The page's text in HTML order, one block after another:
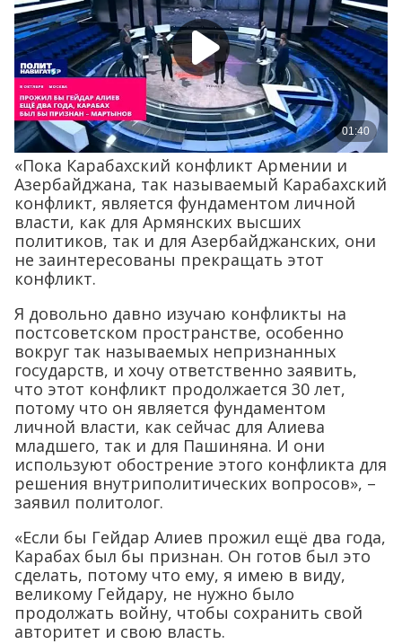
«Пока Карабахский конфликт Армении и
Азербайджана, так называемый Карабахский
конфликт, является фундаментом личной
власти, как для Армянских высших
политиков, так и для Азербайджанских, они
не заинтересованы прекращать этот
конфликт.
Я довольно давно изучаю конфликты на
постсоветском пространстве, особенно
вокруг так называемых непризнанных
государств, и хочу ответственно заявить,
что этот конфликт продолжается 30 лет,
потому что он является фундаментом
личной власти, как сейчас для Алиева
младшего, так и для Пашиняна. И они
используют обострение этого конфликта для
решения внутриполитических вопросов», –
заявил политолог.
«Если бы Гейдар Алиев прожил ещё два года,
Карабах был бы признан. Он готов был это
сделать, потому что ему, я имею в виду,
великому Гейдару, не нужно было
продолжать войну, чтобы сохранить свой
авторитет и свою власть.